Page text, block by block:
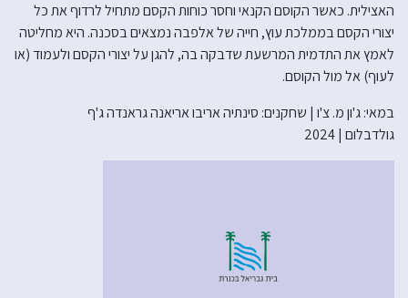
האצילית. כאשר הקוסם הקנאי וחסר כוחות הקסם מתחיל לרדוף את כל
יצורי הקסם בממלכת עוץ, חייה של אלפבה נמצאים בסכנה. היא מחליטה
לאמץ את התדמית המרשעת שדבקה בה, להגן על יצורי הקסם ולעמוד (או
לעוף) אל מול הקוסם.
במאי: ג'ון מ. צ'ו | שחקנים: סינתיה אריבו אריאנה גראנדה ג'ף
גולדבלום | 2024